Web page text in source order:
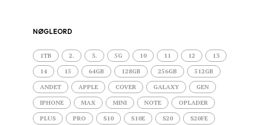
NØGLEORD
1TB 2. 3. 5G 10 11 12 13
14 15 64GB 128GB 256GB 512GB
ANDET APPLE COVER GALAXY GEN
IPHONE MAX MINI NOTE OPLADER
PLUS PRO S10 S10E S20 S20FE